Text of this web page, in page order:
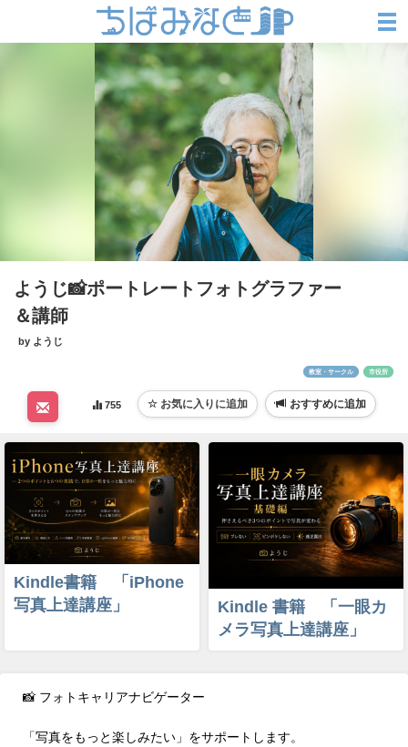
ようじ📸ポートレートフォトグラファー
＆講師
by ようじ
教室・サークル 市役所
755 おすすめに追加
Kindle書籍 「iPhone
写真上達講座」
Kindle 書籍 「一眼カ
メラ写真上達講座」
📸 フォトキャリアナビゲーター
「写真をもっと楽しみたい」をサポートします。